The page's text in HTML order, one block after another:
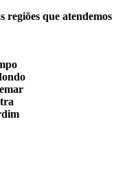
regiões que atendemos